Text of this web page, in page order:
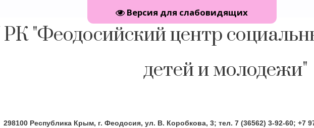
Версия для слабовидящих
"Феодосийский центр
детей и молодежи"